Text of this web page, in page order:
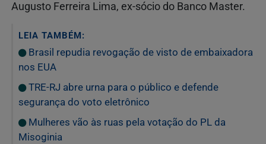
Augusto Ferreira Lima, ex-sócio do Banco Master.
LEIA TAMBÉM:
Brasil repudia revogação de visto de embaixadora
nos EUA
TRE-RJ abre urna para o público e defende
segurança do voto eletrônico
Mulheres vão às ruas pela votação do PL da
Misoginia